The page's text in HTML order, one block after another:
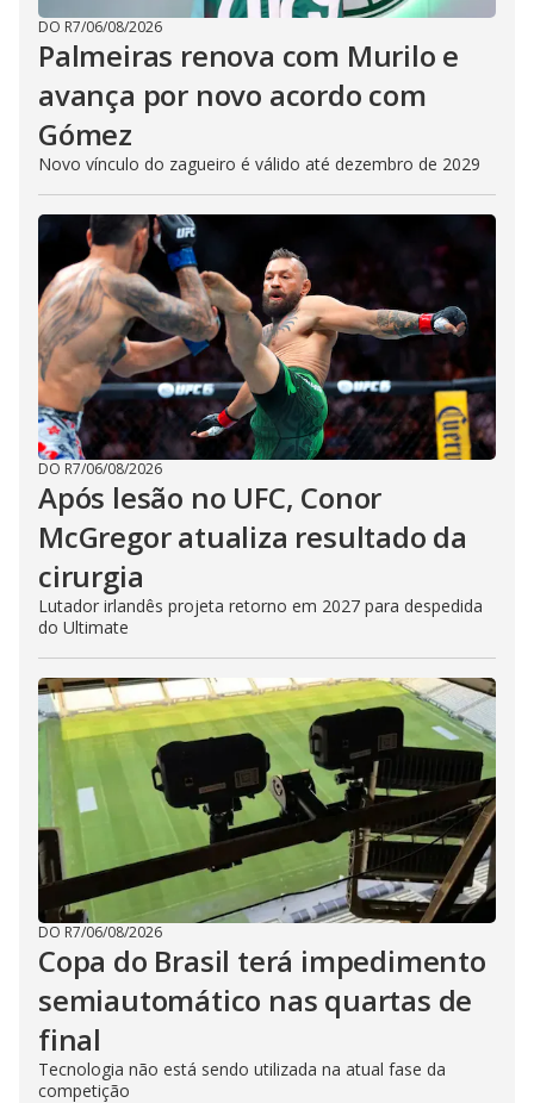
DO R7/06/08/2026
Palmeiras renova com Murilo e
avança por novo acordo com
Gómez
Novo vínculo do zagueiro é válido até dezembro de 2029
DO R7/06/08/2026
Após lesão no UFC, Conor
McGregor atualiza resultado da
cirurgia
Lutador irlandês projeta retorno em 2027 para despedida
do Ultimate
DO R7/06/08/2026
Copa do Brasil terá impedimento
semiautomático nas quartas de
final
Tecnologia não está sendo utilizada na atual fase da
competição